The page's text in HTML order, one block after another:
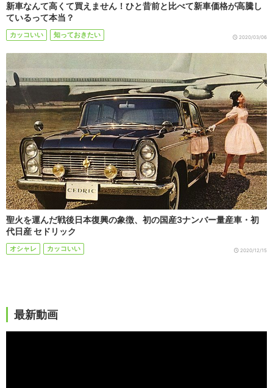
新車なんて高くて買えません！ひと昔前と比べて新車価格が高騰し
ているって本当？
カッコいい 知っておきたい 2020/03/06
聖火を運んだ戦後日本復興の象徴、初の国産3ナンバー量産車・初
代日産 セドリック
オシャレ カッコいい 2020/12/15
最新動画